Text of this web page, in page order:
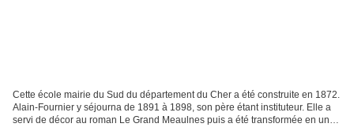
Cette école mairie du Sud du département du Cher a été construite en 1872.
Alain-Fournier y séjourna de 1891 à 1898, son père étant instituteur. Elle a
servi de décor au roman Le Grand Meaulnes puis a été transformée en un